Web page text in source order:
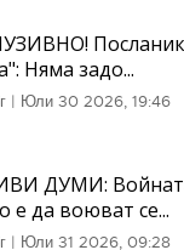
Няма задо...
| Юли 30 2026, 19:46
ДУМИ:
е да воюват се...
| Юли 31 2026, 09:28